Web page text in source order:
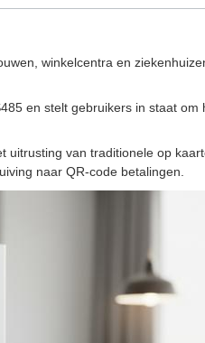
winkelcentra en
en stelt gebruikers in staat
uitrusting van traditionele op
naar QR-code betalingen.